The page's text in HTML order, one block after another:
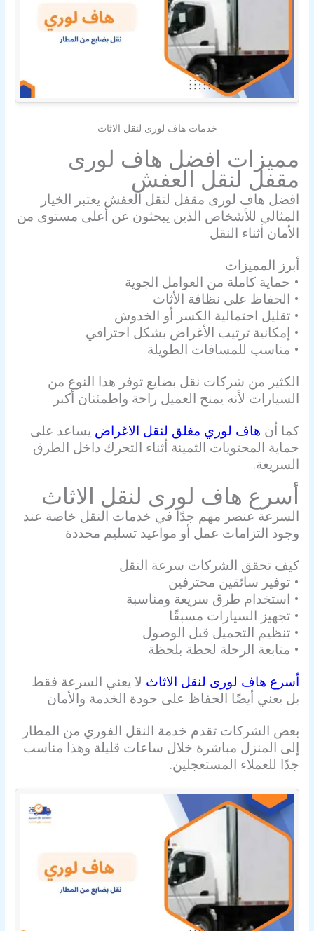
خدمات هاف لورى لنقل الاثاث
مميزات افضل هاف لورى
مقفل لنقل العفش
افضل هاف لورى مقفل لنقل العفش يعتبر الخيار
المثالي للأشخاص الذين يبحثون عن أعلى مستوى من
الأمان أثناء النقل
أبرز المميزات
• حماية كاملة من العوامل الجوية
• الحفاظ على نظافة الأثاث
• تقليل احتمالية الكسر أو الخدوش
• إمكانية ترتيب الأغراض بشكل احترافي
• مناسب للمسافات الطويلة
الكثير من شركات نقل بضايع توفر هذا النوع من
السيارات لأنه يمنح العميل راحة واطمئنان أكبر
كما أن هاف لوري مغلق لنقل الاغراض يساعد على
حماية المحتويات الثمينة أثناء التحرك داخل الطرق
السريعة.
أسرع هاف لورى لنقل الاثاث
السرعة عنصر مهم جدًا في خدمات النقل خاصة عند
وجود التزامات عمل أو مواعيد تسليم محددة
كيف تحقق الشركات سرعة النقل
• توفير سائقين محترفين
• استخدام طرق سريعة ومناسبة
• تجهيز السيارات مسبقًا
• تنظيم التحميل قبل الوصول
• متابعة الرحلة لحظة بلحظة
أسرع هاف لورى لنقل الاثاث لا يعني السرعة فقط
بل يعني أيضًا الحفاظ على جودة الخدمة والأمان
بعض الشركات تقدم خدمة النقل الفوري من المطار
إلى المنزل مباشرة خلال ساعات قليلة وهذا مناسب
جدًا للعملاء المستعجلين.